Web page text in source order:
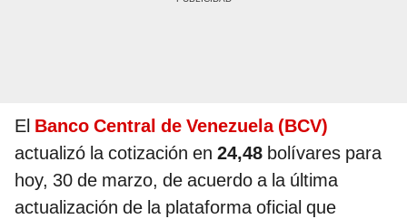
El Banco Central de Venezuela (BCV)
actualizó la cotización en 24,48 bolívares para
hoy, 30 de marzo, de acuerdo a la última
actualización de la plataforma oficial que